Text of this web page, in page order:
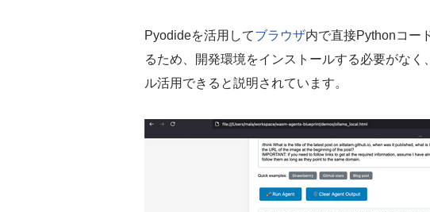
Pyodideを活用してブラウザ内で直接Pythonコー
るため、開発環境をインストールする必要がな
ル活用できると説明されています。